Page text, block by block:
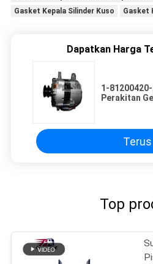
Gasket Kepala Silinder Kuso
Gasket
Dapatkan Harga
1-
Perakitan
Terus
Top